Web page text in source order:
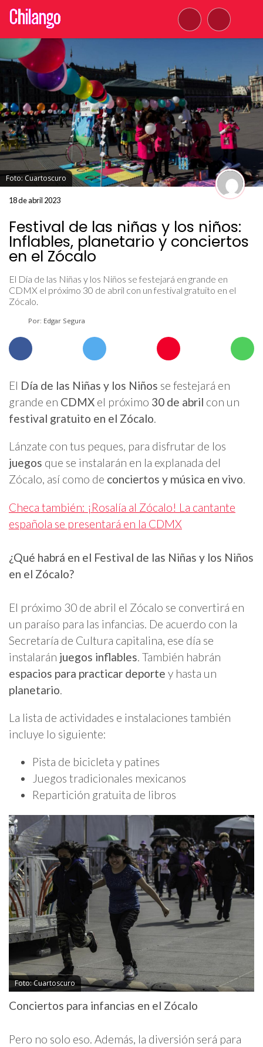
Foto: Cuartoscuro
18 de abril 2023
Festival de las niñas y los niños:
Inflables, planetario y conciertos
en el Zócalo
El Día de las Niñas y los Niños se festejará en grande en
CDMX el próximo 30 de abril con un festival gratuito en el
Zócalo.
Por: Edgar Segura
El Día de las Niñas y los Niños se festejará en
grande en CDMX el próximo 30 de abril con un
festival gratuito en el Zócalo.
Lánzate con tus peques, para disfrutar de los
juegos que se instalarán en la explanada del
Zócalo, así como de conciertos y música en vivo.
Checa también: ¡Rosalía al Zócalo! La cantante
española se presentará en la CDMX
¿Qué habrá en el Festival de las Niñas y los Niños
en el Zócalo?
El próximo 30 de abril el Zócalo se convertirá en
un paraíso para las infancias. De acuerdo con la
Secretaría de Cultura capitalina, ese día se
instalarán juegos inflables. También habrán
espacios para practicar deporte y hasta un
planetario.
La lista de actividades e instalaciones también
incluye lo siguiente:
Pista de bicicleta y patines
Juegos tradicionales mexicanos
Repartición gratuita de libros
Foto: Cuartoscuro
Conciertos para infancias en el Zócalo
Pero no solo eso. Además, la diversión será para